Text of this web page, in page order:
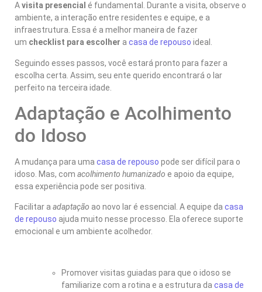
Avisita presencial é fundamental. Durante a visita, observe o
ambiente, a interação entre residentes e equipe, e a
infraestrutura. Essa é a melhor maneira de fazer
um checklist para escolher a casa de repouso ideal.
Seguindo esses passos, você estará pronto para fazer a
escolha certa. Assim, seu ente querido encontrará o lar
perfeito na terceira idade.
Adaptação e Acolhimento
do Idoso
A mudança para uma casa de repouso pode ser difícil para o
idoso. Mas, com acolhimento humanizado e apoio da equipe,
essa experiência pode ser positiva.
Facilitar a adaptação ao novo lar é essencial. A equipe da casa
de repouso ajuda muito nesse processo. Ela oferece suporte
emocional e um ambiente acolhedor.
Promover visitas guiadas para que o idoso se
familiarize com a rotina e a estrutura da casa de